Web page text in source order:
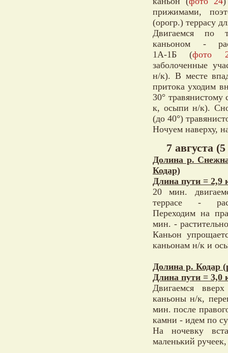
прижимами,
(орогр.) террасу
Двигаемся по
каньоном -
1А-1Б (фото
заболоченные
н/к). В месте
притока уходим
30°
к, осыпи н/к).
(до 40°)
Ночуем наверху,
7 августа
Долина р.
Кодар)
Длина пути =
20 мин.
террасе -
Переходим на
мин. -
Каньон
каньонам н/к и
Долина р. Кодар
Длина пути =
Двигаемся
каньоны н/к,
мин. после
камни - идем по
На ночевку
маленький